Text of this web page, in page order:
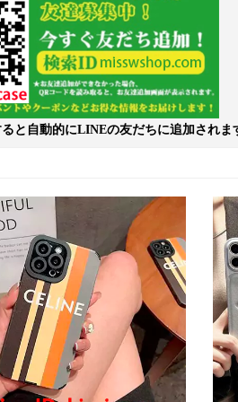
と自動的にLINEの友だちに追加されま